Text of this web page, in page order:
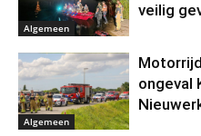
Algemeen
veilig
Algemeen
ongeval